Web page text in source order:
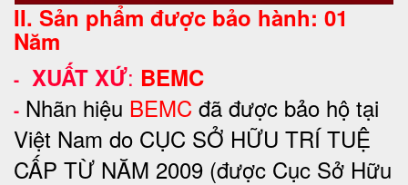
II. Sản phẩm được bảo hành: 01
Năm
- XUẤT XỨ: BEMC
- Nhãn hiệu BEMC đã được bảo hộ tại
Việt Nam do CỤC SỞ HỮU TRÍ TUỆ
CẤP TỪ NĂM 2009 (được Cục Sở Hữu